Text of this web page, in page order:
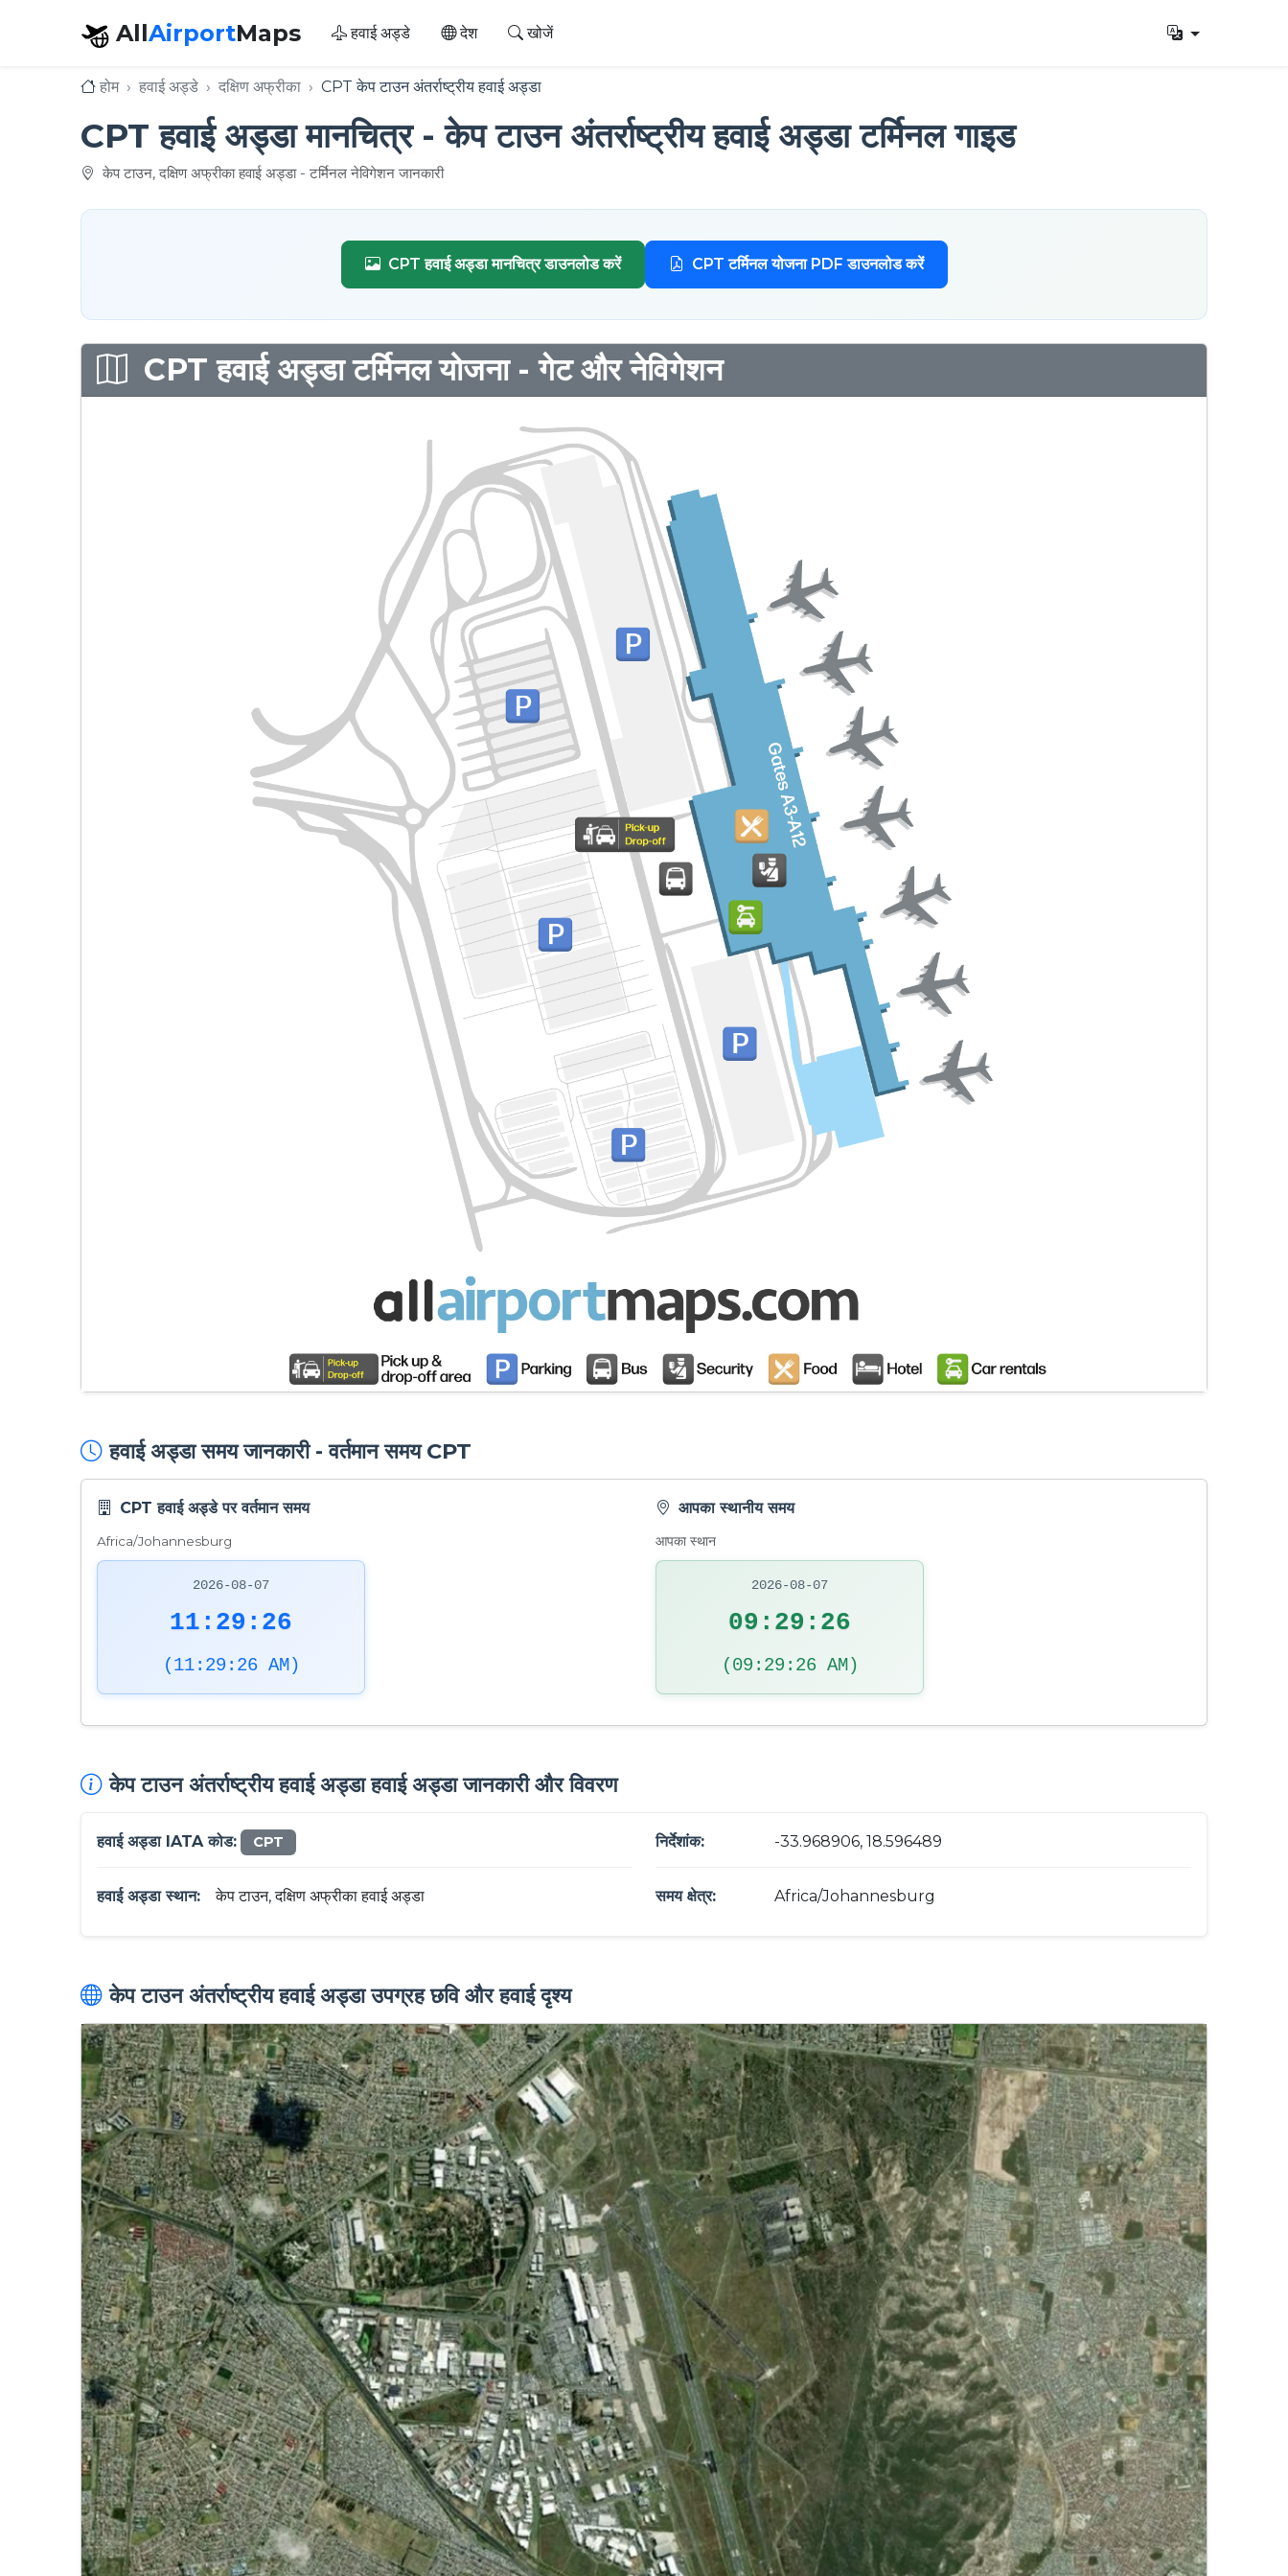
AllAirportMaps हवाई अड्डे देश खोजें
होम हवाई अड्डे दक्षिण अफ्रीका CPT केप टाउन अंतर्राष्ट्रीय हवाई अड्डा
CPT हवाई अड्डा मानचित्र - केप टाउन अंतर्राष्ट्रीय हवाई अड्डा टर्मिनल गाइड
केप टाउन, दक्षिण अफ्रीका हवाई अड्डा - टर्मिनल नेविगेशन जानकारी
CPT हवाई अड्डा मानचित्र डाउनलोड करें CPT टर्मिनल योजना PDF डाउनलोड करें
CPT हवाई अड्डा टर्मिनल योजना - गेट और नेविगेशन
हवाई अड्डा समय जानकारी - वर्तमान समय CPT
CPT हवाई अड्डे पर वर्तमान समय
Africa/Johannesburg
2026-08-07
11:29:27
(11:29:27 AM)
आपका स्थानीय समय
आपका स्थान
2026-08-07
09:29:27
(09:29:27 AM)
केप टाउन अंतर्राष्ट्रीय हवाई अड्डा हवाई अड्डा जानकारी और विवरण
हवाई अड्डा IATA कोड: CPT
हवाई अड्डा स्थान: केप टाउन, दक्षिण अफ्रीका हवाई अड्डा
निर्देशांक: -33.968906, 18.596489
समय क्षेत्र: Africa/Johannesburg
केप टाउन अंतर्राष्ट्रीय हवाई अड्डा उपग्रह छवि और हवाई दृश्य